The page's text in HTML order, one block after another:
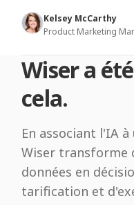
Kelsey McCarthy
Product Marketing
Wiser a
cela.
En associant l'IA
Wiser transforme
données en
tarification et